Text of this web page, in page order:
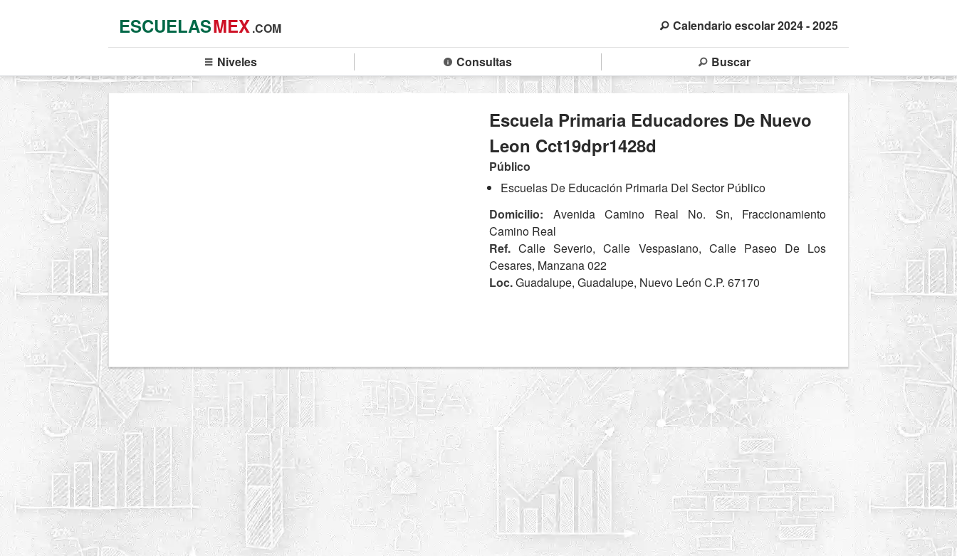
ESCUELASMEX.COM Calendario escolar 2024 - 2025
Niveles Consultas Buscar
Escuela Primaria Educadores De Nuevo
Leon Cct19dpr1428d
Público
Escuelas De Educación Primaria Del Sector Público
Domicilio: Avenida Camino Real No. Sn, Fraccionamiento
Camino Real
Ref. Calle Severio, Calle Vespasiano, Calle Paseo De Los
Cesares, Manzana 022
Loc.Guadalupe, Guadalupe, Nuevo León C.P. 67170